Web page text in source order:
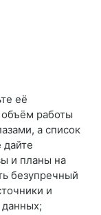
её
работы
а список
и планы на
безупречный
и
данных;